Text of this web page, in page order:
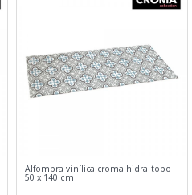
Alfombra vinílica croma hidra topo
50 x 140 cm